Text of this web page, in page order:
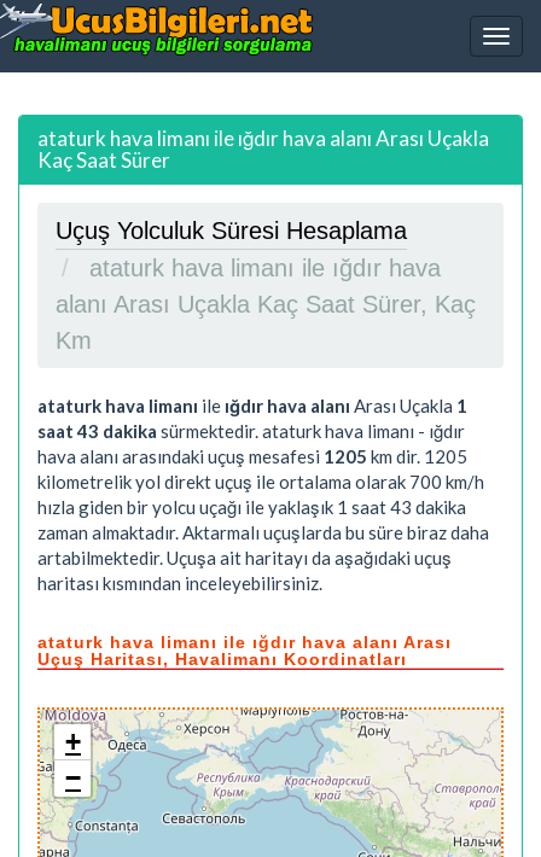
ataturk hava limanı ile ığdır hava alanı Arası Uçakla
Kaç Saat Sürer
Uçuş Yolculuk Süresi Hesaplama
ataturk hava limanı ile ığdır hava
alanı Arası Uçakla Kaç Saat Sürer, Kaç
Km
ataturk hava limanı ile ığdır hava alanı Arası Uçakla 1
saat 43 dakika sürmektedir. ataturk hava limanı - ığdır
hava alanı arasındaki uçuş mesafesi 1205 km dir. 1205
kilometrelik yol direkt uçuş ile ortalama olarak 700 km/h
hızla giden bir yolcu uçağı ile yaklaşık 1 saat 43 dakika
zaman almaktadır. Aktarmalı uçuşlarda bu süre biraz daha
artabilmektedir. Uçuşa ait haritayı da aşağıdaki uçuş
haritası kısmından inceleyebilirsiniz.
ataturk hava limanı ile ığdır hava alanı Arası
Uçuş Haritası, Havalimanı Koordinatları
+
−